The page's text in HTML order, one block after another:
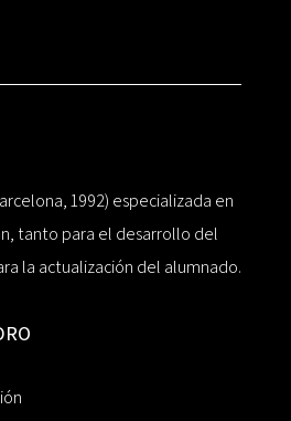
1992) especializada en
tanto para el desarrollo del
la actualización del alumnado.